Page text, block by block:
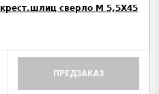
крест.шлиц сверло М 5,5Х45
ПРЕДЗАКАЗ